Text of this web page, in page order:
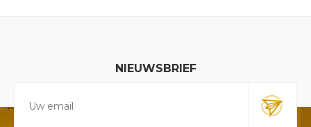
NIEUWSBRIEF